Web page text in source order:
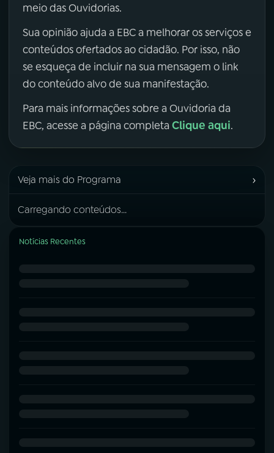
meio das Ouvidorias.
Sua opinião ajuda a EBC a melhorar os serviços e
conteúdos ofertados ao cidadão. Por isso, não
se esqueça de incluir na sua mensagem o link
do conteúdo alvo de sua manifestação.
Para mais informações sobre a Ouvidoria da
EBC, acesse a página completa Clique aqui.
Veja mais do Programa ›
Carregando conteúdos...
Notícias Recentes